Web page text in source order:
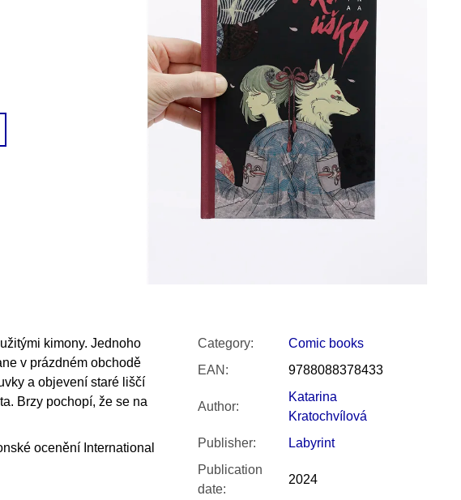
kimony. Jednoho
v prázdném obchodě
a objevení staré liščí
Brzy pochopí, že se na
ocenění International
Category:
Comic books
EAN : 9788088378433
Author:
Katarina
Kratochvílová
Publisher:
Labyrint
Publication
date:
2024
Kč
VÝVAR
NEJEN ROMSKÉ RECEPTY PRO
SNESITELNĚJŠÍ KLIMA
300 Kč
Was: 350 Kč